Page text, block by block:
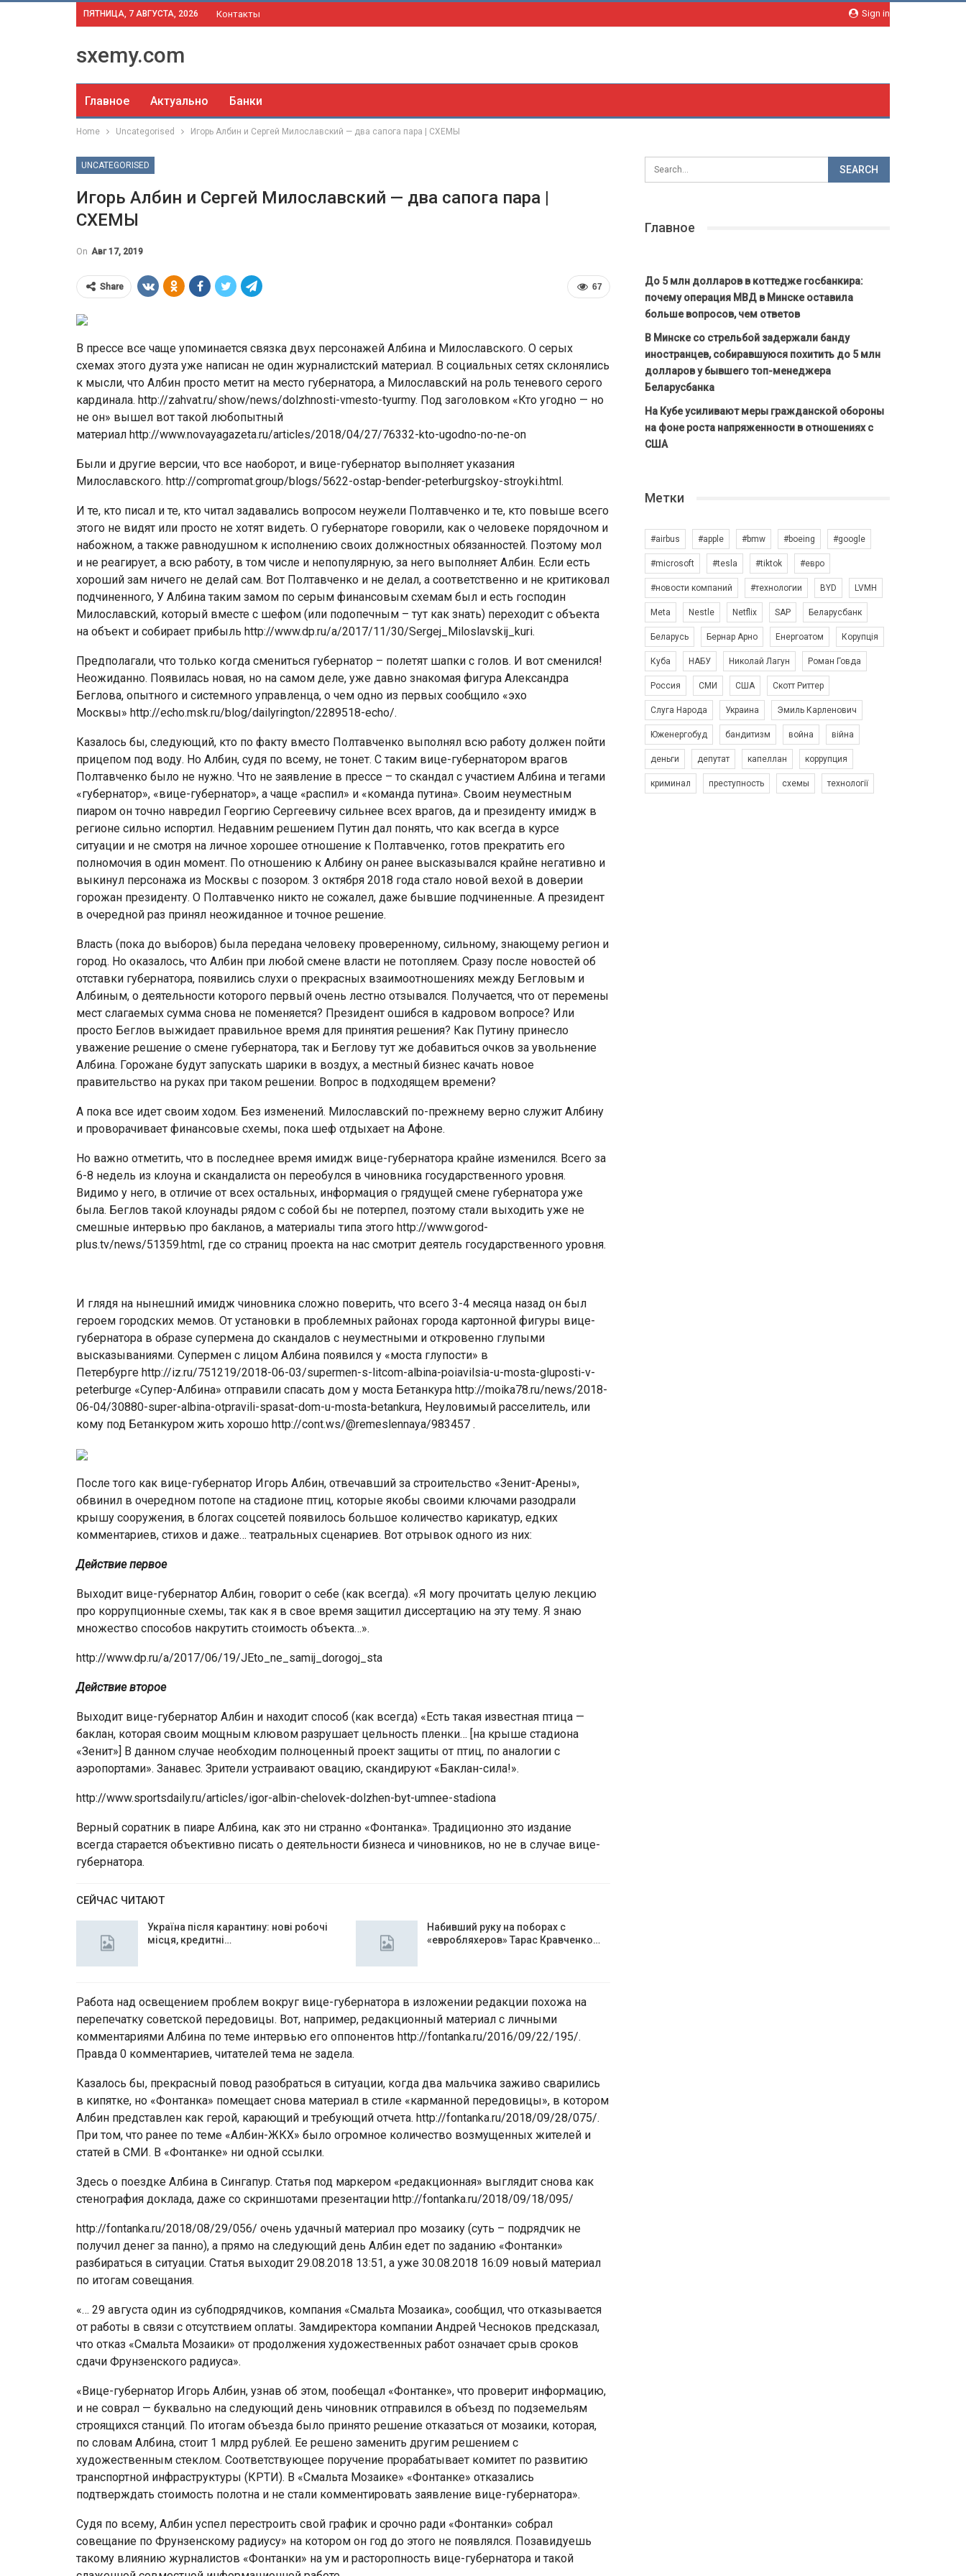
Sign in
ПЯТНИЦА, 7 АВГУСТА, 2026 Контакты
sxemy.com
Главное Актуально Банки
Home Uncategorised Игорь Албин и Сергей Милославский — два сапога пара | СХЕМЫ
UNCATEGORISED
Игорь Албин и Сергей Милославский — два сапога пара |
СХЕМЫ
On Авг 17, 2019
67
Share
В прессе все чаще упоминается связка двух персонажей Албина и Милославского. О серых
схемах этого дуэта уже написан не один журналистский материал. В социальных сетях склонялись
к мысли, что Албин просто метит на место губернатора, а Милославский на роль теневого серого
кардинала. http://zahvat.ru/show/news/dolzhnosti-vmesto-tyurmy. Под заголовком «Кто угодно — но
не он» вышел вот такой любопытный
материал http://www.novayagazeta.ru/articles/2018/04/27/76332-kto-ugodno-no-ne-on
Были и другие версии, что все наоборот, и вице-губернатор выполняет указания
Милославского. http://compromat.group/blogs/5622-ostap-bender-peterburgskoy-stroyki.html.
И те, кто писал и те, кто читал задавались вопросом неужели Полтавченко и те, кто повыше всего
этого не видят или просто не хотят видеть. О губернаторе говорили, как о человеке порядочном и
набожном, а также равнодушном к исполнению своих должностных обязанностей. Поэтому мол
и не реагирует, а всю работу, в том числе и непопулярную, за него выполняет Албин. Если есть
хороший зам ничего не делай сам. Вот Полтавченко и не делал, а соответственно и не критиковал
подчиненного, У Албина таким замом по серым финансовым схемам был и есть господин
Милославский, который вместе с шефом (или подопечным – тут как знать) переходит с объекта
на объект и собирает прибыль http://www.dp.ru/a/2017/11/30/Sergej_Miloslavskij_kuri.
Предполагали, что только когда смениться губернатор – полетят шапки с голов. И вот сменился!
Неожиданно. Появилась новая, но на самом деле, уже давно знакомая фигура Александра
Беглова, опытного и системного управленца, о чем одно из первых сообщило «эхо
Москвы» http://echo.msk.ru/blog/dailyrington/2289518-echo/.
Казалось бы, следующий, кто по факту вместо Полтавченко выполнял всю работу должен пойти
прицепом под воду. Но Албин, судя по всему, не тонет. С таким вице-губернатором врагов
Полтавченко было не нужно. Что не заявление в прессе – то скандал с участием Албина и тегами
«губернатор», «вице-губернатор», а чаще «распил» и «команда путина». Своим неуместным
пиаром он точно навредил Георгию Сергеевичу сильнее всех врагов, да и президенту имидж в
регионе сильно испортил. Недавним решением Путин дал понять, что как всегда в курсе
ситуации и не смотря на личное хорошее отношение к Полтавченко, готов прекратить его
полномочия в один момент. По отношению к Албину он ранее высказывался крайне негативно и
выкинул персонажа из Москвы с позором. 3 октября 2018 года стало новой вехой в доверии
горожан президенту. О Полтавченко никто не сожалел, даже бывшие подчиненные. А президент
в очередной раз принял неожиданное и точное решение.
Власть (пока до выборов) была передана человеку проверенному, сильному, знающему регион и
город. Но оказалось, что Албин при любой смене власти не потопляем. Сразу после новостей об
отставки губернатора, появились слухи о прекрасных взаимоотношениях между Бегловым и
Албиным, о деятельности которого первый очень лестно отзывался. Получается, что от перемены
мест слагаемых сумма снова не поменяется? Президент ошибся в кадровом вопросе? Или
просто Беглов выжидает правильное время для принятия решения? Как Путину принесло
уважение решение о смене губернатора, так и Беглову тут же добавиться очков за увольнение
Албина. Горожане будут запускать шарики в воздух, а местный бизнес качать новое
правительство на руках при таком решении. Вопрос в подходящем времени?
А пока все идет своим ходом. Без изменений. Милославский по-прежнему верно служит Албину
и проворачивает финансовые схемы, пока шеф отдыхает на Афоне.
Но важно отметить, что в последнее время имидж вице-губернатора крайне изменился. Всего за
6-8 недель из клоуна и скандалиста он переобулся в чиновника государственного уровня.
Видимо у него, в отличие от всех остальных, информация о грядущей смене губернатора уже
была. Беглов такой клоунады рядом с собой бы не потерпел, поэтому стали выходить уже не
смешные интервью про бакланов, а материалы типа этого http://www.gorod-
plus.tv/news/51359.html, где со страниц проекта на нас смотрит деятель государственного уровня.
И глядя на нынешний имидж чиновника сложно поверить, что всего 3-4 месяца назад он был
героем городских мемов. От установки в проблемных районах города картонной фигуры вице-
губернатора в образе супермена до скандалов с неуместными и откровенно глупыми
высказываниями. Супермен с лицом Албина появился у «моста глупости» в
Петербурге http://iz.ru/751219/2018-06-03/supermen-s-litcom-albina-poiavilsia-u-mosta-gluposti-v-
peterburge «Супер-Албина» отправили спасать дом у моста Бетанкура http://moika78.ru/news/2018-
06-04/30880-super-albina-otpravili-spasat-dom-u-mosta-betankura, Неуловимый расселитель, или
кому под Бетанкуром жить хорошо http://cont.ws/@remeslennaya/983457 .
После того как вице-губернатор Игорь Албин, отвечавший за строительство «Зенит-Арены»,
обвинил в очередном потопе на стадионе птиц, которые якобы своими ключами разодрали
крышу сооружения, в блогах соцсетей появилось большое количество карикатур, едких
комментариев, стихов и даже… театральных сценариев. Вот отрывок одного из них:
Действие первое
Выходит вице-губернатор Албин, говорит о себе (как всегда). «Я могу прочитать целую лекцию
про коррупционные схемы, так как я в свое время защитил диссертацию на эту тему. Я знаю
множество способов накрутить стоимость объекта…».
http://www.dp.ru/a/2017/06/19/JEto_ne_samij_dorogoj_sta
Действие второе
Выходит вице-губернатор Албин и находит способ (как всегда) «Есть такая известная птица —
баклан, которая своим мощным клювом разрушает цельность пленки… [на крыше стадиона
«Зенит»] В данном случае необходим полноценный проект защиты от птиц, по аналогии с
аэропортами». Занавес. Зрители устраивают овацию, скандируют «Баклан-сила!».
http://www.sportsdaily.ru/articles/igor-albin-chelovek-dolzhen-byt-umnee-stadiona
Верный соратник в пиаре Албина, как это ни странно «Фонтанка». Традиционно это издание
всегда старается объективно писать о деятельности бизнеса и чиновников, но не в случае вице-
губернатора.
СЕЙЧАС ЧИТАЮТ
Україна після карантину: нові робочі
місця, кредитні…
Набивший руку на поборах с
«евробляхеров» Тарас Кравченко…
Работа над освещением проблем вокруг вице-губернатора в изложении редакции похожа на
перепечатку советской передовицы. Вот, например, редакционный материал с личными
комментариями Албина по теме интервью его оппонентов http://fontanka.ru/2016/09/22/195/.
Правда 0 комментариев, читателей тема не задела.
Казалось бы, прекрасный повод разобраться в ситуации, когда два мальчика заживо сварились
в кипятке, но «Фонтанка» помещает снова материал в стиле «карманной передовицы», в котором
Албин представлен как герой, карающий и требующий отчета. http://fontanka.ru/2018/09/28/075/.
При том, что ранее по теме «Албин-ЖКХ» было огромное количество возмущенных жителей и
статей в СМИ. В «Фонтанке» ни одной ссылки.
Здесь о поездке Албина в Сингапур. Статья под маркером «редакционная» выглядит снова как
стенография доклада, даже со скриншотами презентации http://fontanka.ru/2018/09/18/095/
http://fontanka.ru/2018/08/29/056/ очень удачный материал про мозаику (суть – подрядчик не
получил денег за панно), а прямо на следующий день Албин едет по заданию «Фонтанки»
разбираться в ситуации. Статья выходит 29.08.2018 13:51, а уже 30.08.2018 16:09 новый материал
по итогам совещания.
«… 29 августа один из субподрядчиков, компания «Смальта Мозаика», сообщил, что отказывается
от работы в связи с отсутствием оплаты. Замдиректора компании Андрей Чесноков предсказал,
что отказ «Смальта Мозаики» от продолжения художественных работ означает срыв сроков
сдачи Фрунзенского радиуса».
«Вице-губернатор Игорь Албин, узнав об этом, пообещал «Фонтанке», что проверит информацию,
и не соврал — буквально на следующий день чиновник отправился в объезд по подземельям
строящихся станций. По итогам объезда было принято решение отказаться от мозаики, которая,
по словам Албина, стоит 1 млрд рублей. Ее решено заменить другим решением с
художественным стеклом. Соответствующее поручение прорабатывает комитет по развитию
транспортной инфраструктуры (КРТИ). В «Смальта Мозаике» «Фонтанке» отказались
подтверждать стоимость полотна и не стали комментировать заявление вице-губернатора».
Судя по всему, Албин успел перестроить свой график и срочно ради «Фонтанки» собрал
совещание по Фрунзенскому радиусу» на котором он год до этого не появлялся. Позавидуешь
такому влиянию журналистов «Фонтанки» на ум и расторопность вице-губернатора и такой
Главное
До 5 млн долларов в коттедже госбанкира:
почему операция МВД в Минске оставила
больше вопросов, чем ответов
В Минске со стрельбой задержали банду
иностранцев, собиравшуюся похитить до 5 млн
долларов у бывшего топ-менеджера
Беларусбанка
На Кубе усиливают меры гражданской обороны
на фоне роста напряженности в отношениях с
США
Метки
#airbus #apple #bmw #boeing #google
#microsoft #tesla #tiktok #евро
#новости компаний #технологии BYD LVMH
Meta Nestle Netflix SAP Беларусбанк
Беларусь Бернар Арно Енергоатом Корупція
Куба НАБУ Николай Лагун Роман Говда
Россия СМИ США Скотт Риттер
Слуга Народа Украина Эмиль Карленович
Юженергобуд бандитизм война війна
деньги депутат капеллан коррупция
криминал преступность схемы технології